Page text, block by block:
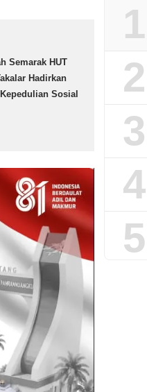
Semarak HUT
Hadirkan
Sosial
1
2
3
4
5